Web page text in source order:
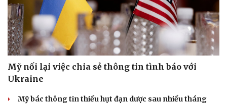
Thể thao
Bóng đá
Lịch thi đấu bóng đá
Thế giới thể thao
eSports
Hậu trường
Ô tô - Xe máy
Ô tô
Xe máy
Tư vấn
Mỹ nối lại việc chia sẻ thông tin tình báo với
Ukraine
Mỹ bác thông tin thiếu hụt đạn dược sau nhiều tháng